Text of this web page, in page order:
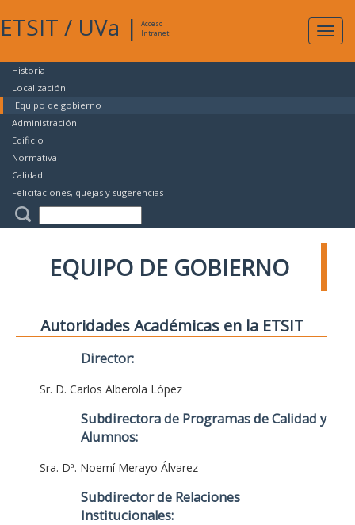
ETSIT / UVa |
Acceso
Intranet
Historia
Localización
Equipo de gobierno
Administración
Edificio
Normativa
Calidad
Felicitaciones, quejas y sugerencias
EQUIPO DE GOBIERNO
Autoridades Académicas en la ETSIT
Director:
Sr. D. Carlos Alberola López
Subdirectora de Programas de Calidad y
Alumnos:
Sra. Dª. Noemí Merayo Álvarez
Subdirector de Relaciones
Institucionales: